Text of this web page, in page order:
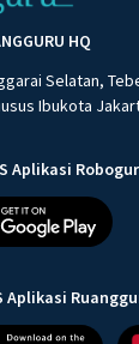
HQ
Selatan,
Ibukota
Aplikasi
Aplikasi